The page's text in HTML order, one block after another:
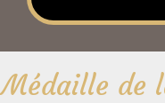
Médaille de